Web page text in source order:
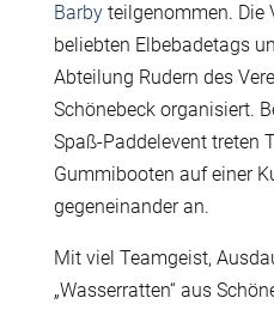
Barbyteilgenommen. Die
beliebten Elbebadetags
Abteilung Rudern des
Schönebeck organisiert.
Spaß-Paddelevent treten
Gummibooten auf einer
gegeneinander an.
Mit viel Teamgeist,
„Wasserratten“ aus